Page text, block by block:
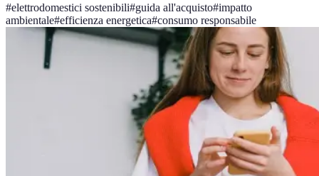
#elettrodomestici sostenibili#guida all'acquisto#impatto
ambientale#efficienza energetica#consumo responsabile